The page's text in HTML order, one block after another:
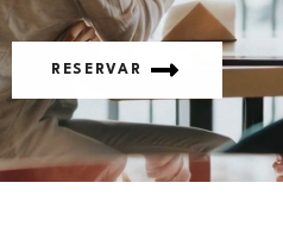
RESERVAR